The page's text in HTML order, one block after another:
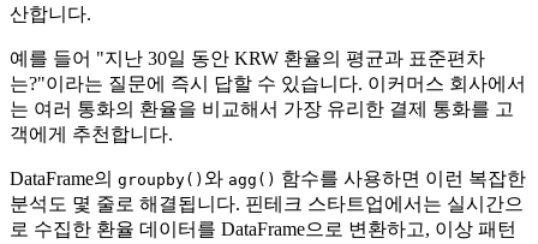
산합니다.
예를 들어 "지난 30일 동안 KRW 환율의 평균과 표준편차
는?"이라는 질문에 즉시 답할 수 있습니다. 이커머스 회사에서
는 여러 통화의 환율을 비교해서 가장 유리한 결제 통화를 고
객에게 추천합니다.
DataFrame의 groupby() 와 agg() 함수를 사용하면 이런 복잡한
분석도 몇 줄로 해결됩니다. 핀테크 스타트업에서는 실시간으
로 수집한 환율 데이터를 DataFrame으로 변환하고, 이상 패턴